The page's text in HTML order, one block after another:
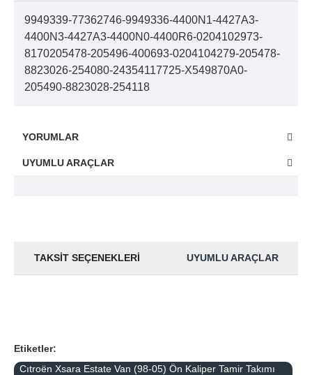
9949339-77362746-9949336-4400N1-4427A3-
4400N3-4427A3-4400N0-4400R6-0204102973-
8170205478-205496-400693-0204104279-205478-
8823026-254080-24354117725-X549870A0-
205490-8823028-254118
YORUMLAR
UYUMLU ARAÇLAR
TAKSIT SEÇENEKLERI UYUMLU ARAÇLAR
Etiketler:
Cıtroën Xsara Estate Van (98-05) Ön Kaliper Tamir Takımı